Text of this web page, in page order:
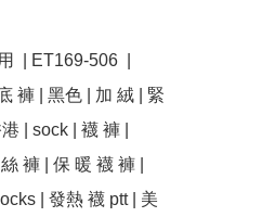
| ET169-506  |
褲 | 黑色 | 加 絨 | 緊
| sock | 襪 褲 |
褲 | 保 暖 襪 褲 |
| 發熱 襪 ptt | 美